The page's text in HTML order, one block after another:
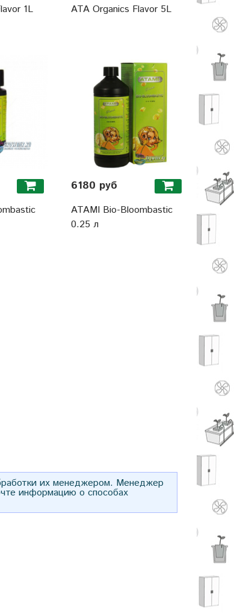
1L ATA Organics Flavor 5L
6180 руб
ATAMI Bio-Bloombastic
0.25 л
их менеджером. Менеджер
информацию о способах